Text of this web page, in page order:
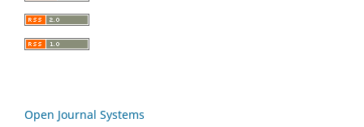
Open Journal Systems